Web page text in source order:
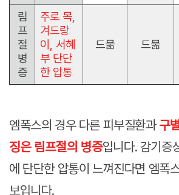
림
프
절
병
증
주로 목,
겨드랑
이, 서혜
부 단단
한 압통
드묾 드묾
엠폭스의 경우 다른 피부질환과 구
징은 림프절의 병증입니다. 감기증
에 단단한 압통이 느껴진다면 엠폭
보입니다.